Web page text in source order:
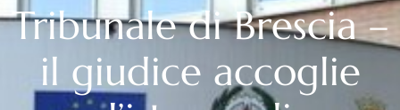
Tribunale di Brescia –
il giudice accoglie